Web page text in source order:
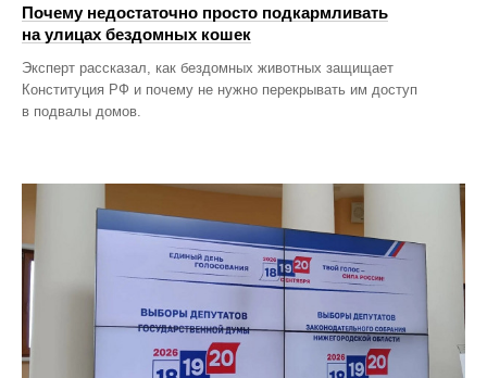
Почему недостаточно просто подкармливать
на улицах бездомных кошек
Эксперт рассказал, как бездомных животных защищает
Конституция РФ и почему не нужно перекрывать им доступ
в подвалы домов.